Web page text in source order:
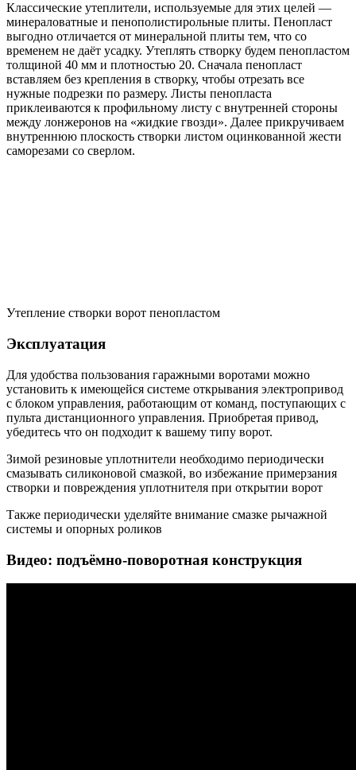
Классические утеплители, используемые для этих целей —
минераловатные и пенополистирольные плиты. Пенопласт
выгодно отличается от минеральной плиты тем, что со
временем не даёт усадку. Утеплять створку будем пенопластом
толщиной 40 мм и плотностью 20. Сначала пенопласт
вставляем без крепления в створку, чтобы отрезать все
нужные подрезки по размеру. Листы пенопласта
приклеиваются к профильному листу с внутренней стороны
между лонжеронов на «жидкие гвозди». Далее прикручиваем
внутреннюю плоскость створки листом оцинкованной жести
саморезами со сверлом.
Утепление створки ворот пенопластом
Эксплуатация
Для удобства пользования гаражными воротами можно
установить к имеющейся системе открывания электропривод
с блоком управления, работающим от команд, поступающих с
пульта дистанционного управления. Приобретая привод,
убедитесь что он подходит к вашему типу ворот.
Зимой резиновые уплотнители необходимо периодически
смазывать силиконовой смазкой, во избежание примерзания
створки и повреждения уплотнителя при открытии ворот
Также периодически уделяйте внимание смазке рычажной
системы и опорных роликов
Видео: подъёмно-поворотная конструкция